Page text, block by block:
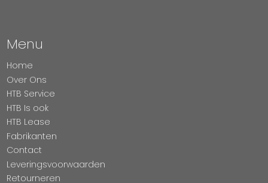
Menu
Home
Over Ons
HTB Service
HTB Is ook
HTB Lease
Fabrikanten
Contact
Leveringsvoorwaarden
Retourneren